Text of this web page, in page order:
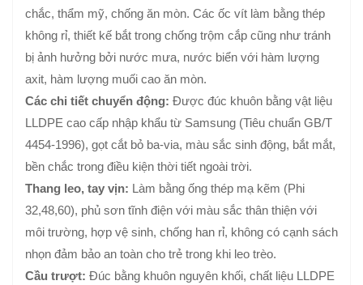
chắc, thẩm mỹ, chống ăn mòn. Các ốc vít làm bằng thép
không rỉ, thiết kế bắt trong chống trộm cắp cũng như tránh
bị ảnh hưởng bởi nước mưa, nước biển với hàm lượng
axit, hàm lượng muối cao ăn mòn.
Các chi tiết chuyển động: Được đúc khuôn bằng vật liệu
LLDPE cao cấp nhập khẩu từ Samsung (Tiêu chuẩn GB/T
4454-1996), gọt cắt bỏ ba-via, màu sắc sinh động, bắt mắt,
bền chắc trong điều kiện thời tiết ngoài trời.
Thang leo, tay vịn: Làm bằng ống thép mạ kẽm (Phi
32,48,60), phủ sơn tĩnh điện với màu sắc thân thiện với
môi trường, hợp vệ sinh, chống han rỉ, không có cạnh sách
nhọn đảm bảo an toàn cho trẻ trong khi leo trèo.
Cầu trượt: Đúc bằng khuôn nguyên khối, chất liệu LLDPE